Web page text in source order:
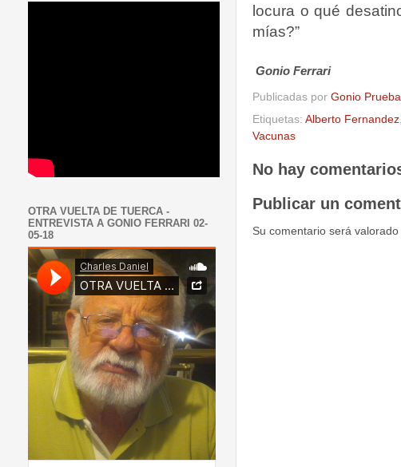
locura o qué
mías?”
Gonio Ferrari
Publicadas por Gonio Prueba
Etiquetas: Alberto Fernandez
Vacunas
No hay
Publicar un
Su comentario será valorado
OTRA VUELTA DE TUERCA -
ENTREVISTA A GONIO FERRARI 02-
05-18